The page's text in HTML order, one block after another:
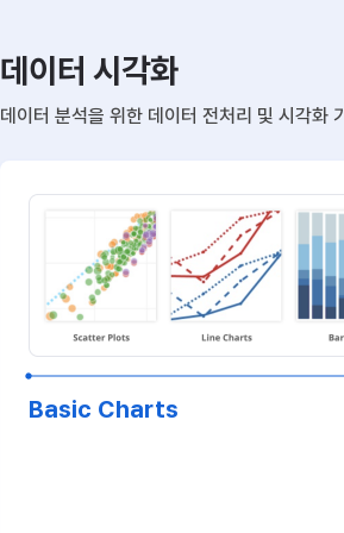
데이터 시각화
데이터 분석을 위한 데이터 전처리 및 시각화
Basic Charts